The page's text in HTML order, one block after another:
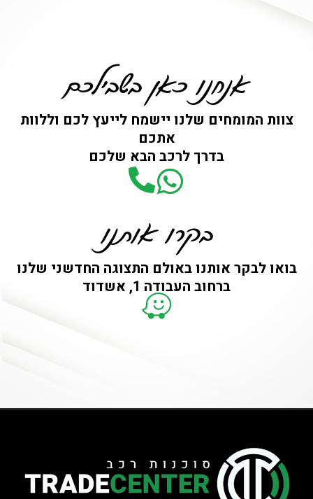
אנחנו כאן בשבילכם
צוות המומחים שלנו יישמח לייעץ לכם וללוות
אתכם
בדרך לרכב הבא שלכם
בקרו אותנו
בואו לבקר אותנו באולם התצוגה החדשני שלנו
ברחוב העבודה 1, אשדוד